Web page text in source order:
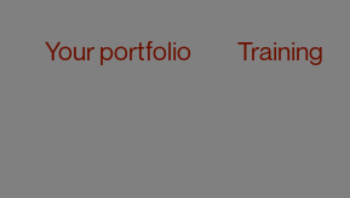
Your portfolio Training